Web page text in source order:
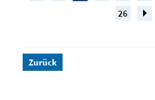
26
Zurück